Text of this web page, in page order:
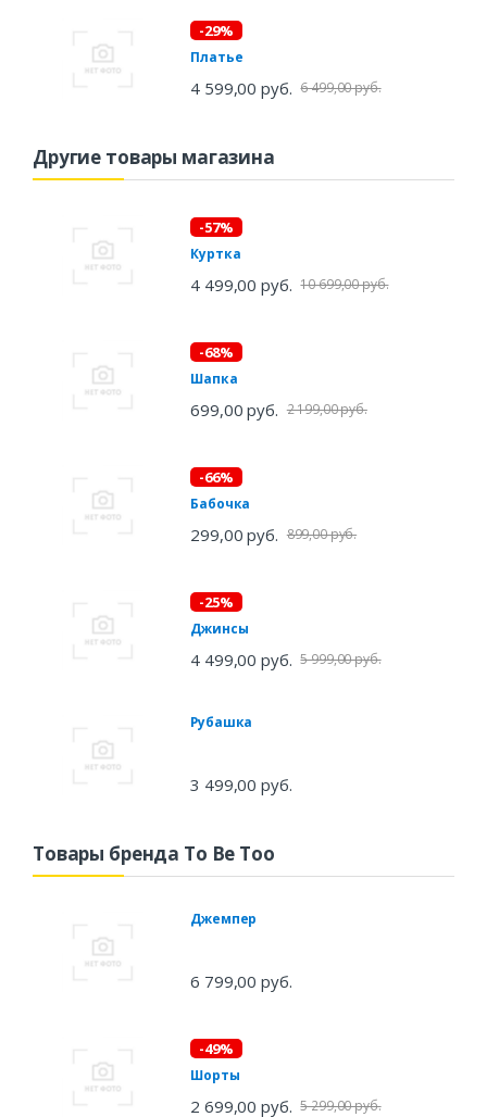
-29%
Платье
4 599,00 руб. 6 499,00 руб.
Другие товары магазина
-57%
Куртка
4 499,00 руб. 10 699,00 руб.
-68%
Шапка
699,00 руб. 2 199,00 руб.
-66%
Бабочка
299,00 руб. 899,00 руб.
-25%
Джинсы
4 499,00 руб. 5 999,00 руб.
Рубашка
3 499,00 руб.
Товары бренда To Be Too
Джемпер
6 799,00 руб.
-49%
Шорты
2 699,00 руб. 5 299,00 руб.